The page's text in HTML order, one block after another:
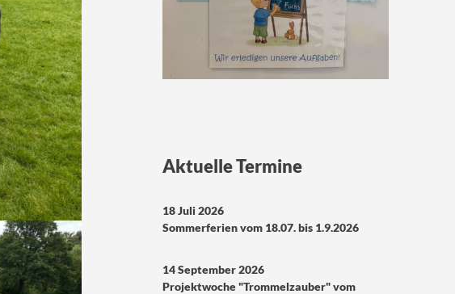
Aktuelle Termine
18 Juli 2026
Sommerferien vom 18.07. bis 1.9.2026
14 September 2026
Projektwoche "Trommelzauber" vom